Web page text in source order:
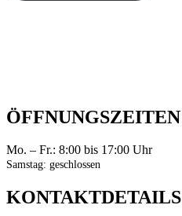
ÖFFNUNGSZEITEN
Mo. – Fr.: 8:00 bis 17:00 Uhr
Samstag: geschlossen
KONTAKTDETAILS